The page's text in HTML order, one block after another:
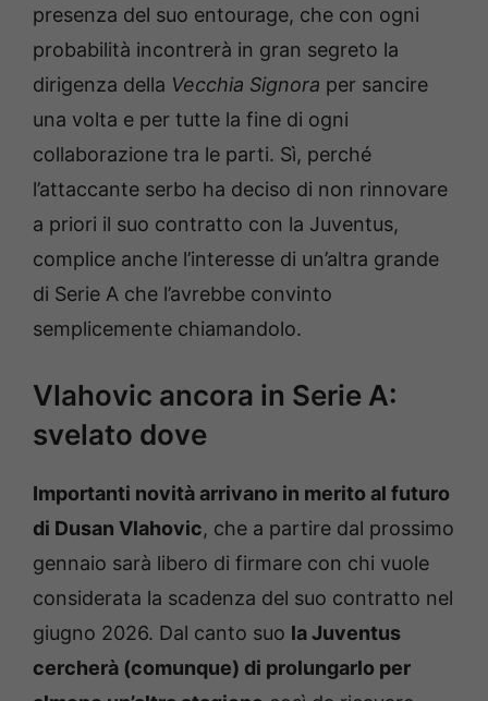
presenza del suo entourage, che con ogni
probabilità incontrerà in gran segreto la
dirigenza della Vecchia Signora per sancire
una volta e per tutte la fine di ogni
collaborazione tra le parti. Sì, perché
l’attaccante serbo ha deciso di non rinnovare
a priori il suo contratto con la Juventus,
complice anche l’interesse di un’altra grande
di Serie A che l’avrebbe convinto
semplicemente chiamandolo.
Vlahovic ancora in Serie A:
svelato dove
Importanti novità arrivano in merito al futuro
di Dusan Vlahovic, che a partire dal prossimo
gennaio sarà libero di firmare con chi vuole
considerata la scadenza del suo contratto nel
giugno 2026. Dal canto suo la Juventus
cercherà (comunque) di prolungarlo per